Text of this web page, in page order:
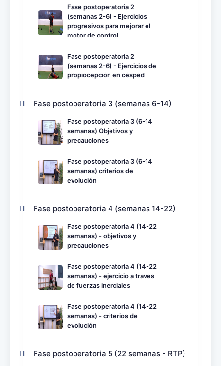
Fase postoperatoria 2
(semanas 2-6) - Ejercicios
progresivos para mejorar el
motor de control
Fase postoperatoria 2
(semanas 2-6) - Ejercicios de
propiocepción en césped
Fase postoperatoria 3 (semanas 6-14)
Fase postoperatoria 3 (6-14
semanas) Objetivos y
precauciones
Fase postoperatoria 3 (6-14
semanas) criterios de
evolución
Fase postoperatoria 4 (semanas 14-22)
Fase postoperatoria 4 (14-22
semanas) - objetivos y
precauciones
Fase postoperatoria 4 (14-22
semanas) - ejercicio a traves
de fuerzas inerciales
Fase postoperatoria 4 (14-22
semanas) - criterios de
evolución
Fase postoperatoria 5 (22 semanas - RTP)